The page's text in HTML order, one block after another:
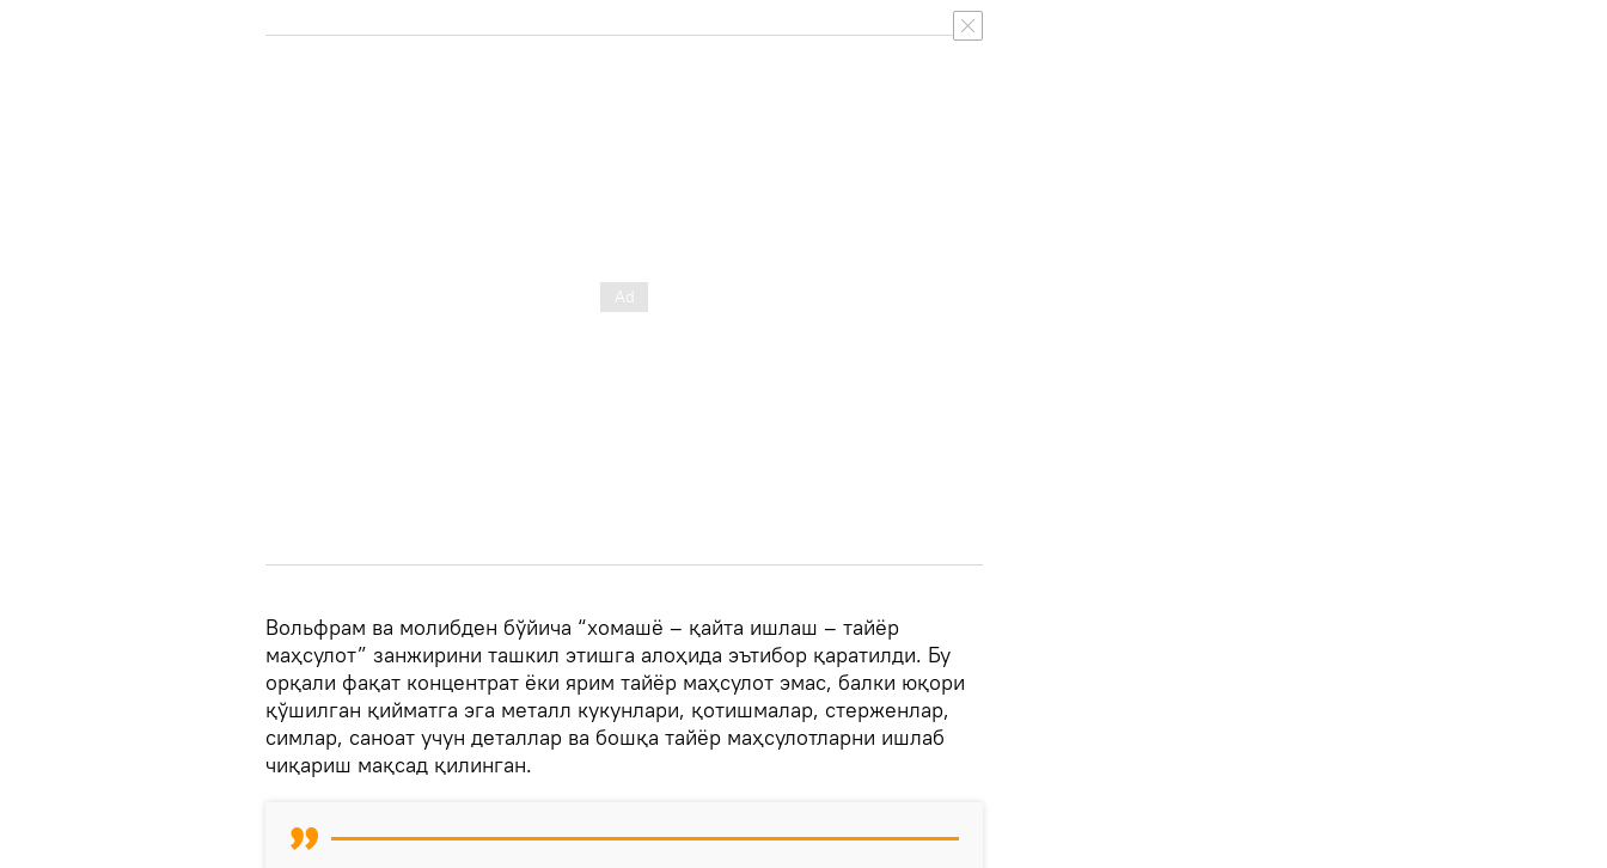
Вольфрам ва молибден бўйича “хомашё – қайта ишлаш – тайёр
маҳсулот” занжирини ташкил этишга алоҳида эътибор қаратилди. Бу
орқали фақат концентрат ёки ярим тайёр маҳсулот эмас, балки юқори
қўшилган қийматга эга металл кукунлари, қотишмалар, стерженлар,
симлар, саноат учун деталлар ва бошқа тайёр маҳсулотларни ишлаб
чиқариш мақсад қилинган.